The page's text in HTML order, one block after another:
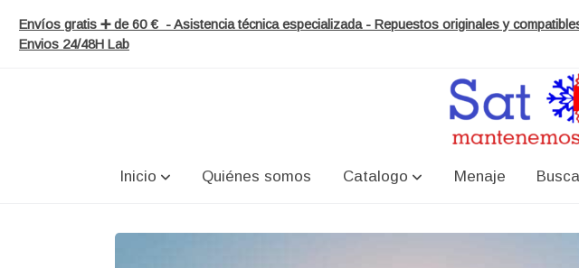
Envíos gratis ➕ de 60 € - Asistencia técnica especializada - Repuestos originales y
Envios 24/48H Lab
Inicio Quiénes somos Catalogo Menaje